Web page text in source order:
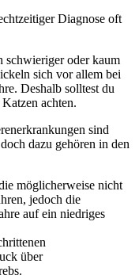
Diagnose oft
schwieriger oder kaum
sich vor allem bei
Deshalb solltest du
achten.
sind
dazu gehören in den
möglicherweise nicht
jedoch die
auf ein niedriges
über